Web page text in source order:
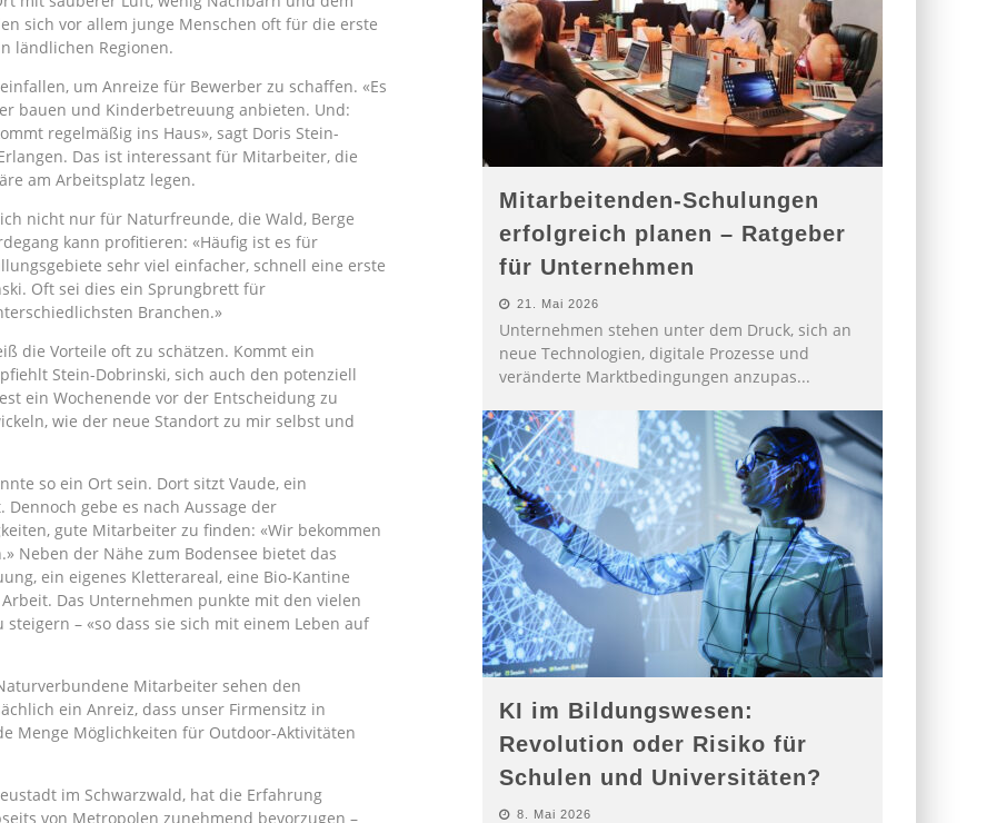
sich vor allem junge Menschen oft für die erste
ländlichen Regionen.
um Anreize für Bewerber zu schaffen. «Es
bauen und Kinderbetreuung anbieten. Und:
regelmäßig ins Haus», sagt Doris Stein-
Das ist interessant für Mitarbeiter, die
am Arbeitsplatz legen.
nicht nur für Naturfreunde, die Wald, Berge
kann profitieren: «Häufig ist es für
sehr viel einfacher, schnell eine erste
Oft sei dies ein Sprungbrett für
Branchen.»
die Vorteile oft zu schätzen. Kommt ein
Stein-Dobrinski, sich auch den potenziell
ein Wochenende vor der Entscheidung zu
wie der neue Standort zu mir selbst und
so ein Ort sein. Dort sitzt Vaude, ein
gebe es nach Aussage der
gute Mitarbeiter zu finden: «Wir bekommen
Neben der Nähe zum Bodensee bietet das
ein eigenes Kletterareal, eine Bio-Kantine
Das Unternehmen punkte mit den vielen
– «so dass sie sich mit einem Leben auf
Mitarbeiter sehen den
ein Anreiz, dass unser Firmensitz in
Menge Möglichkeiten für Outdoor-Aktivitäten
im Schwarzwald, hat die Erfahrung
von Metropolen zunehmend bevorzugen –
Mitarbeitenden-Schulungen
erfolgreich planen – Ratgeber
für Unternehmen
21. Mai 2026
Unternehmen stehen unter dem Druck, sich an
neue Technologien, digitale Prozesse und
veränderte Marktbedingungen anzupas...
KI im Bildungswesen:
Revolution oder Risiko für
Schulen und Universitäten?
8. Mai 2026